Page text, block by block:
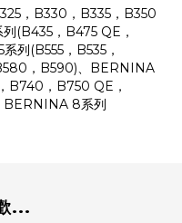
，B330，B335，B350
(B435，B475 QE，
列(B555，B535，
，B590)、BERNINA
B740，B750 QE，
8系列
...